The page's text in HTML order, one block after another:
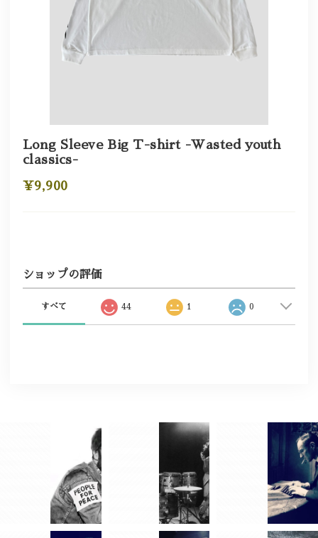
Long Sleeve Big T-shirt -Wasted youth
classics-
¥9,900
ショップの評価
すべて 44 1 0